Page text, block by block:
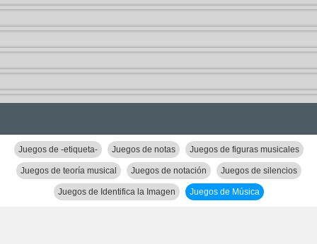
Juegos de -etiqueta- Juegos de notas Juegos de figuras musicales
Juegos de teoría musical Juegos de notación Juegos de silencios
Juegos de Identifica la Imagen Juegos de Música